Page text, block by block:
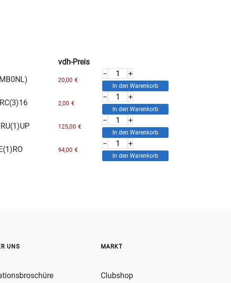
vdh-Preis
20,00 €
− +
2,00 €
− +
125,00 €
− +
94,00 €
− +
UNS MARKT
Clubshop